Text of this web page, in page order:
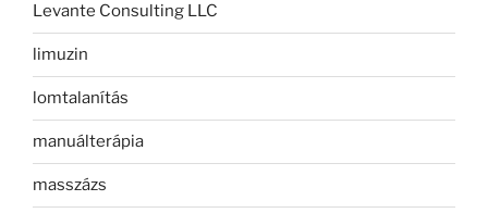
Levante Consulting LLC
limuzin
lomtalanítás
manuálterápia
masszázs